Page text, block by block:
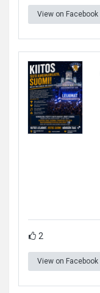
View on Facebook
2
View on Facebook